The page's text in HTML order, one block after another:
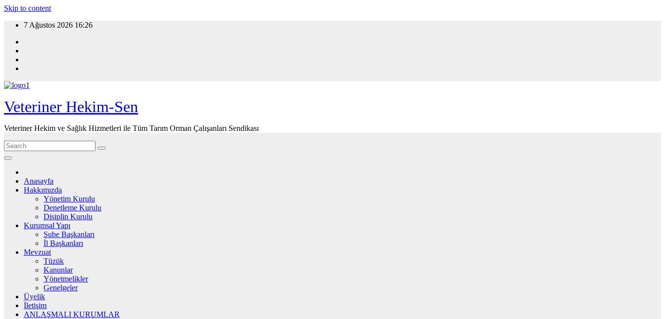
Skip to content
7 Ağustos 2026 16:26
Veteriner Hekim-Sen
Veteriner Hekim ve Sağlık Hizmetleri ile Tüm Tarım Orman Çalışanları Sendikası
Anasayfa
Hakkımızda
Yönetim Kurulu
Denetleme Kurulu
Disiplin Kurulu
Kurumsal Yapı
Şube Başkanları
İl Başkanları
Mevzuat
Tüzük
Kanunlar
Yönetmelikler
Genelgeler
Üyelik
İletişim
ANLAŞMALI KURUMLAR